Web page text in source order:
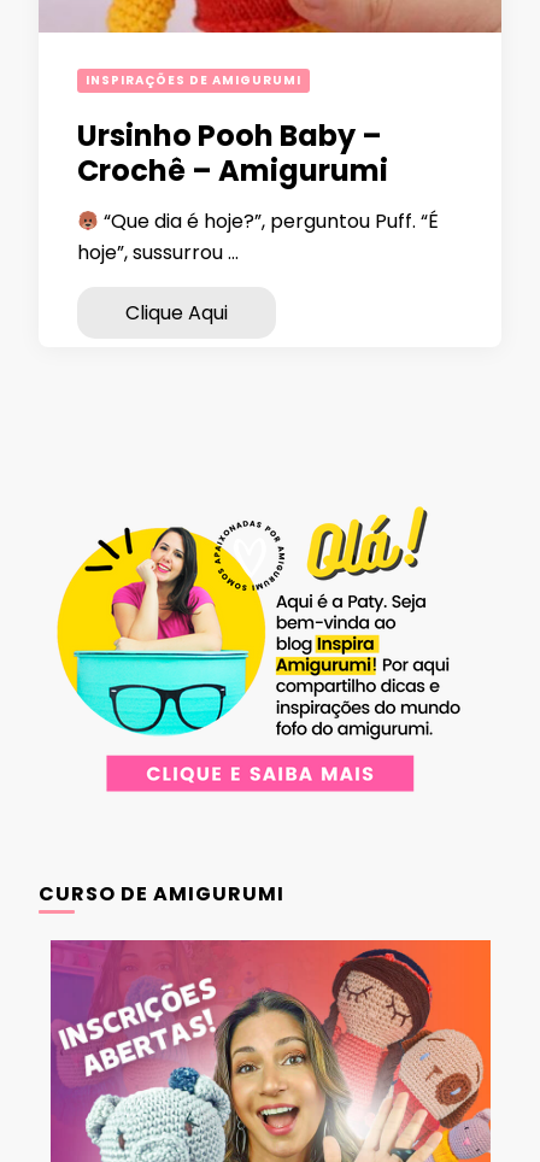
INSPIRAÇÕES DE AMIGURUMI
Ursinho Pooh Baby –
Crochê – Amigurumi
“Que dia é hoje?”, perguntou Puff. “É
hoje”, sussurrou …
Clique Aqui
CURSO DE AMIGURUMI